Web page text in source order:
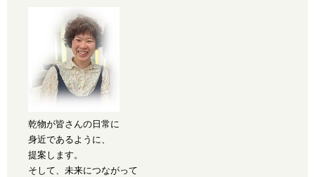
乾物が皆さんの日常に
身近であるように、
提案します。
そして、未来につながって